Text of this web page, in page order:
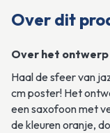
Over dit
Over het ontwerp
Haal de sfeer van
cm poster! Het
een saxofoon met
de kleuren oranje,